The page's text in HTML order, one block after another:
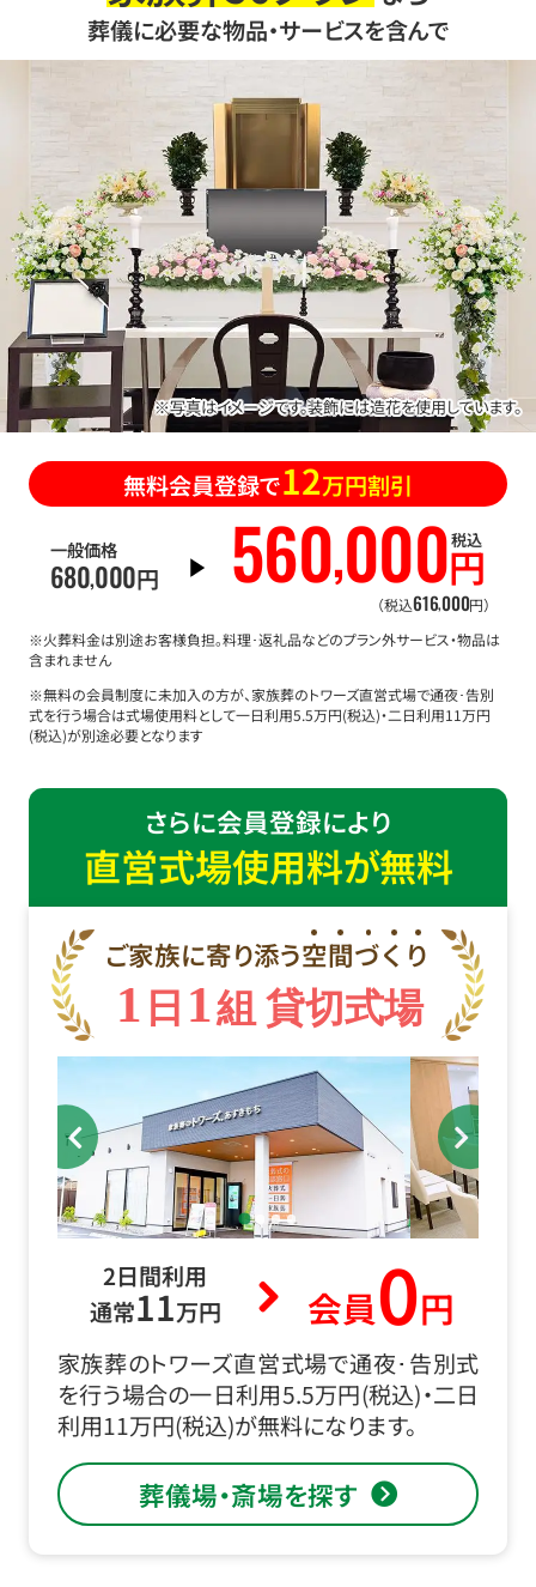
葬儀に必要な物品・サービスを含んで
※写真はイメージです。装飾には造花を使用しています。
無料会員登録で12万円割引
一般価格
680,000円 560,000円
税込
（税込616,000円）
※火葬料金は別途お客様負担。料理･返礼品などのプラン外サービス・物品は
含まれません
※無料の会員制度に未加入の方が、家族葬のトワーズ直営式場で通夜･告別
式を行う場合は式場使用料として一日利用5.5万円(税込)・二日利用11万円
(税込)が別途必要となります
さらに会員登録により
直営式場使用料が無料
ご家族に寄り添う空間づく り
1 日 1組 貸切式場
2日間利用
通常11万円 会員0円
家族葬のトワーズ直営式場で通夜･告別式
を行う場合の一日利用5.5万円(税込)・二日
利用11万円(税込)が無料になります。
葬儀場・斎場を探す